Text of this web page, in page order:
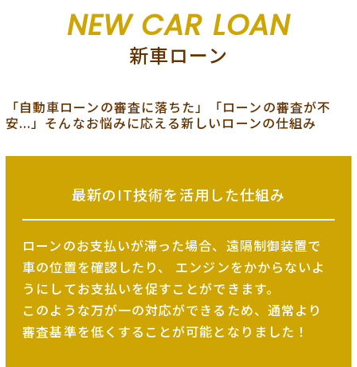
NEW CAR LOAN
新車ローン
「自動車ローンの審査に落ちた」「ローンの審査が不
安...」そんなお悩みに応える新しいローンの仕組み
最新のIT技術を活用した仕組み
ローンのお支払いが滞った場合、遠隔制御装置で
車の位置を確認したり、
エンジンをかからないよ
うにしてお支払いを促すことができます。
このような万が一の対応ができるため、 通常より
審査基準を低くすることが可能となりました！